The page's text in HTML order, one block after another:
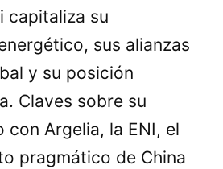
capitaliza su
sus alianzas
y su posición
Claves sobre su
con Argelia, la ENI, el
pragmático de China